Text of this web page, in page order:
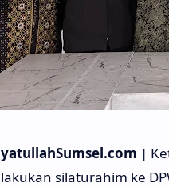
|
silaturahim ke